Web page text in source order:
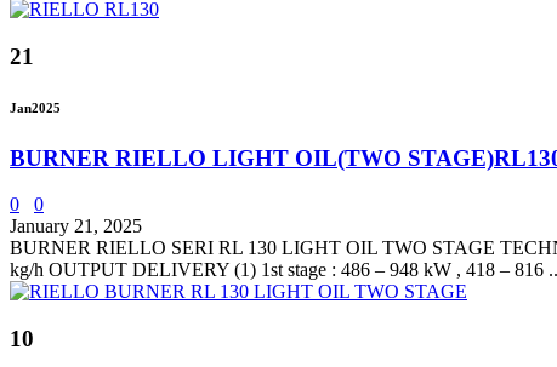
21
Jan2025
BURNER RIELLO LIGHT OIL(TWO
0
0
January 21, 2025
BURNER RIELLO SERI RL 130 LIGHT OIL TWO STAGE
kg/h OUTPUT DELIVERY (1) 1st stage : 486 – 948 kW , 418 – 816
10